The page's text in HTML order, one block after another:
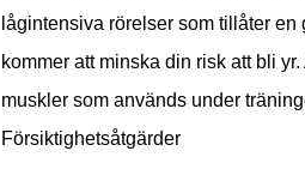
lågintensiva rörelser som tillåter
kommer att minska din risk att bli
muskler som används under
Försiktighetsåtgärder